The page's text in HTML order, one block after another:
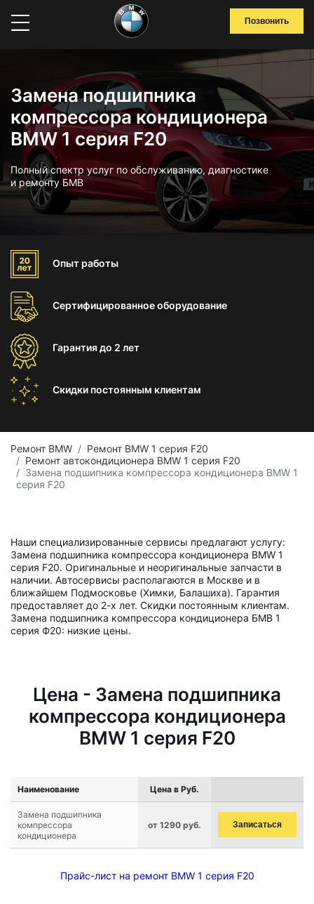
Позвонить
Замена подшипника
компрессора кондиционера
BMW 1 серия F20
Полный спектр услуг по обслуживанию, диагностике
и ремонту БМВ
Опыт работы
Сертифицированноеоборудование
Гарантиядо 2 лет
Скидки постоянным клиентам
Ремонт BMW
Ремонт BMW 1 серия F20
Ремонт автокондиционера BMW 1 серия F20
Замена подшипника компрессора кондиционера BMW 1
серия F20
Наши специализированные сервисы предлагают услугу:
Замена подшипника компрессора кондиционера BMW 1
серия F20. Оригинальные и неоригинальные запчасти в
наличии. Автосервисы располагаются в Москве и в
ближайшем Подмосковье (Химки, Балашиха). Гарантия
предоставляет до 2-х лет. Скидки постоянным клиентам.
Замена подшипника компрессора кондиционера БМВ 1
серия Ф20: низкие цены.
Цена - Замена подшипника
компрессора кондиционера
BMW 1 серия F20
Наименование Цена в Руб.
Замена подшипника
компрессора
кондиционера
от 1290 руб. Записаться
Прайс-лист на ремонт BMW 1 серия F20